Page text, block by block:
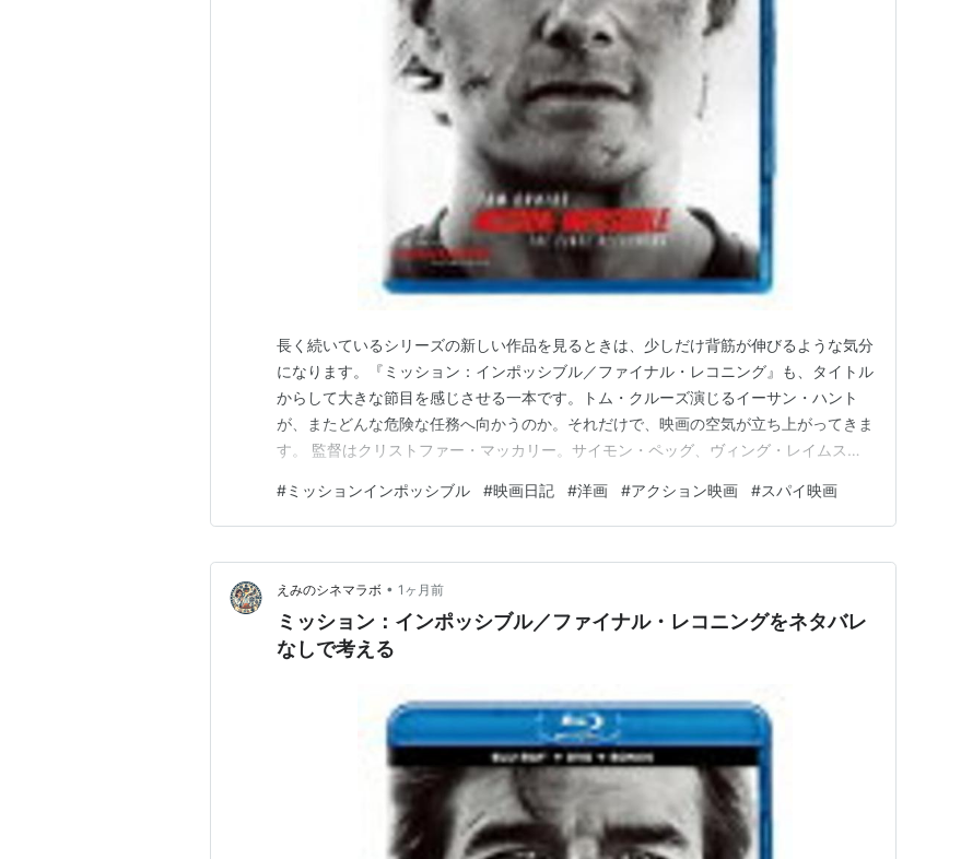
長く続いているシリーズの新しい作品を見るときは、少しだけ背筋が伸びるような気分
になります。『ミッション：インポッシブル／ファイナル・レコニング』も、タイトル
からして大きな節目を感じさせる一本です。トム・クルーズ演じるイーサン・ハント
が、またどんな危険な任務へ向かうのか。それだけで、映画の空気が立ち上がってきま
す。 監督はクリストファー・マッカリー。サイモン・ペッグ、ヴィング・レイムス、
ます。日本では2025年5月23日に公開された、169分のスパイアクション映画です。
シリーズものだけど入り口はある 『ミッション：イ…
#ミッションインポッシブル #映画日記 #洋画 #アクション映画 #スパイ映画
えみのシネマラボ • 1ヶ月前
ミッション：インポッシブル／ファイナル・レコニングをネタバレ
なしで考える